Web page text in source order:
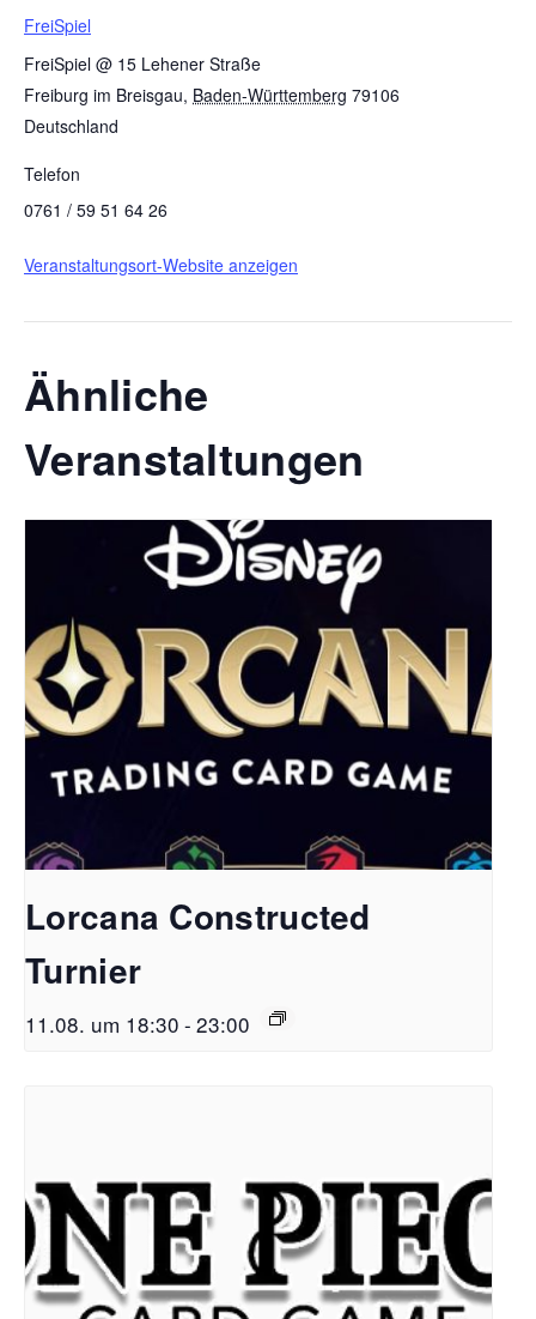
FreiSpiel
FreiSpiel @ 15 Lehener Straße
Freiburg im Breisgau, Baden-Württemberg 79106
Deutschland
Telefon
0761 / 59 51 64 26
Veranstaltungsort-Website anzeigen
Ähnliche
Veranstaltungen
Lorcana Constructed
Turnier
11.08. um 18:30 - 23:00